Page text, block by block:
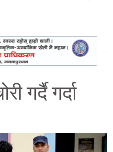
गर्दै गर्दा